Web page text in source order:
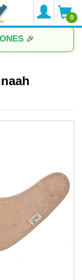
0
🎉